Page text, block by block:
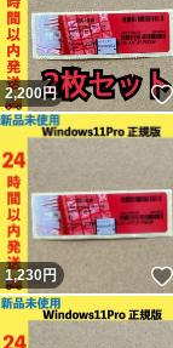
2,200円
1,230円